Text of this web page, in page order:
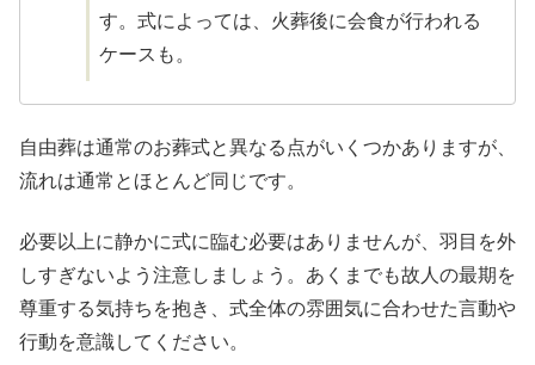
す。式によっては、火葬後に会食が行われる
ケースも。
自由葬は通常のお葬式と異なる点がいくつかありますが、
流れは通常とほとんど同じです。
必要以上に静かに式に臨む必要はありませんが、羽目を外
しすぎないよう注意しましょう。あくまでも故人の最期を
尊重する気持ちを抱き、式全体の雰囲気に合わせた言動や
行動を意識してください。